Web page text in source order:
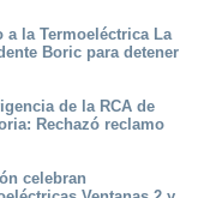
a la Termoeléctrica La
Boric para detener
de la RCA de
Rechazó reclamo
celebran